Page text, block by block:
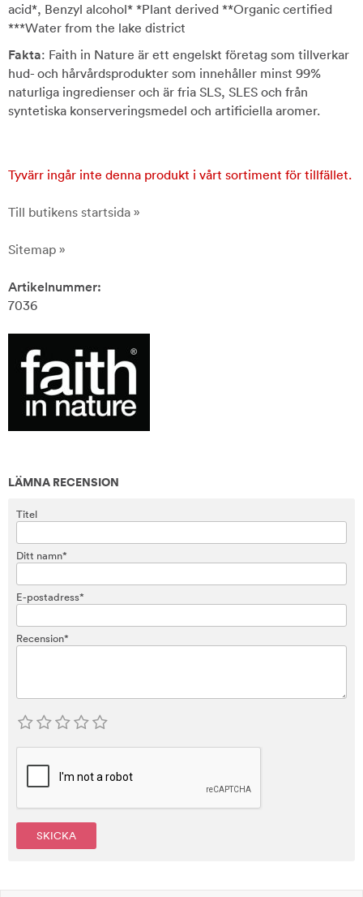
acid*, Benzyl alcohol* *Plant derived **Organic certified
***Water from the lake district
Fakta: Faith in Nature är ett engelskt företag som tillverkar
hud- och hårvårdsprodukter som innehåller minst 99%
naturliga ingredienser och är fria SLS, SLES och från
syntetiska konserveringsmedel och artificiella aromer.
Tyvärr ingår inte denna produkt i vårt sortiment för tillfället.
Till butikens startsida »
Sitemap »
Artikelnummer:
7036
LÄMNA RECENSION
Titel
Ditt namn*
E-postadress*
Recension*
SKICKA